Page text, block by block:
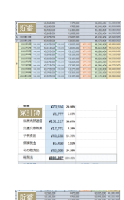
貯蓄
家計簿
貯蓄